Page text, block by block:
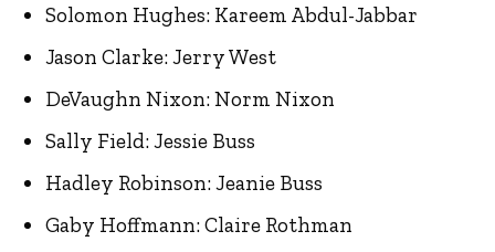
Solomon Hughes: Kareem Abdul-Jabbar
Jason Clarke: Jerry West
DeVaughn Nixon: Norm Nixon
Sally Field: Jessie Buss
Hadley Robinson: Jeanie Buss
Gaby Hoffmann: Claire Rothman